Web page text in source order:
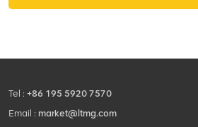
das Laufsystem und das
Klimatisierte Kabine mit UV-
Schutzglas und
Tel : +86 195 5920 7570
Email : market@ltmg.com